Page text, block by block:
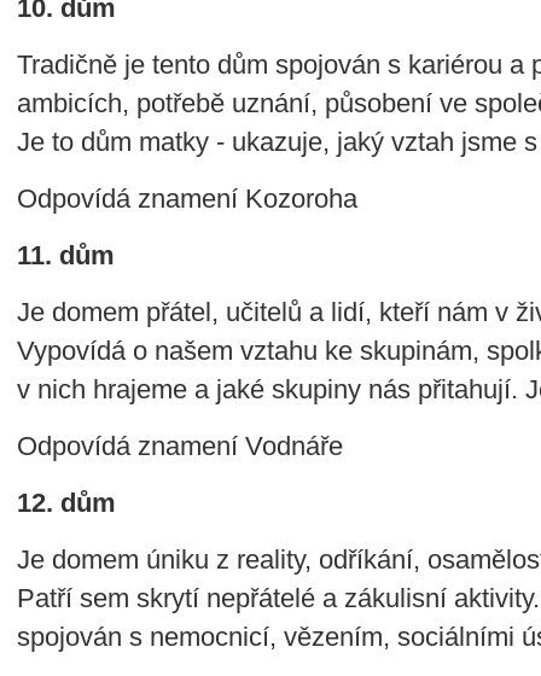
10. dům
Tradičně je tento dům spojován s kariérou a
ambicích, potřebě uznání, působení ve
Je to dům matky - ukazuje, jaký vztah jsme
Odpovídá znamení Kozoroha
11. dům
Je domem přátel, učitelů a lidí, kteří nám v
Vypovídá o našem vztahu ke skupinám,
v nich hrajeme a jaké skupiny nás přitahují.
Odpovídá znamení Vodnáře
12. dům
Je domem úniku z reality, odříkání,
Patří sem skrytí nepřátelé a zákulisní
spojován s nemocnicí, vězením, sociálními